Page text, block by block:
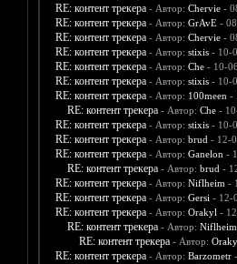
RE: контент трекера - Автор: Chervie-
RE: контент трекера - Автор: GrAvE-
RE: контент трекера - Автор: Chervie-
RE: контент трекера - Автор: stixis- 10-
RE: контент трекера - Автор: Che- 10-
RE: контент трекера - Автор: stixis- 10-
RE: контент трекера - Автор: 100meen -
RE: контент трекера - Автор: Che-
RE: контент трекера - Автор: stixis- 10-
RE: контент трекера - Автор: brud - 12-
RE: контент трекера - Автор: Ganelon -
RE: контент трекера - Автор: brud -
RE: контент трекера - Автор: Niflheim -
RE: контент трекера - Автор: Gersi - 12-
RE: контент трекера - Автор: Orakyl -
RE: контент трекера - Автор: Niflheim
RE: контент трекера - Автор:
RE: контент трекера - Автор: Barzometr-